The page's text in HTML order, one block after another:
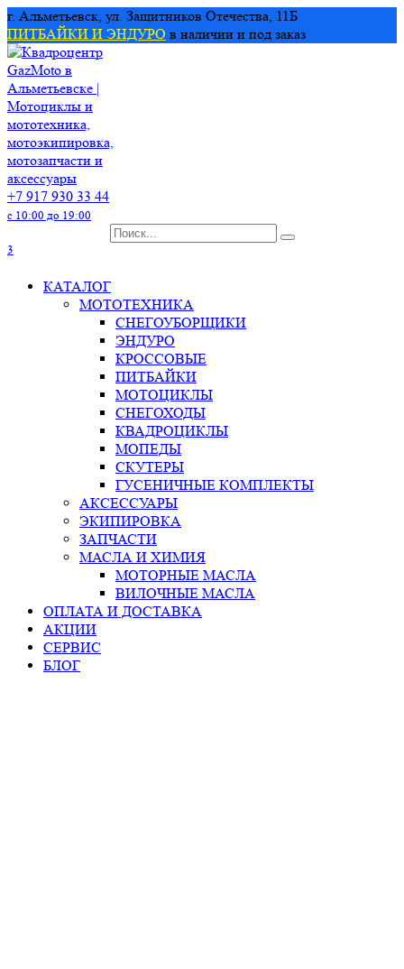
Перейти
к
содержанию
г. Альметьевск, ул. Защитников Отечества, 11Б
ПИТБАЙКИ И ЭНДУРО в наличии и под заказ
+7 917 930 33 44
с 10:00 до 19:00
Search
3
КАТАЛОГ
МОТОТЕХНИКА
СНЕГОУБОРЩИКИ
ЭНДУРО
КРОССОВЫЕ
ПИТБАЙКИ
МОТОЦИКЛЫ
СНЕГОХОДЫ
КВАДРОЦИКЛЫ
МОПЕДЫ
СКУТЕРЫ
ГУСЕНИЧНЫЕ КОМПЛЕКТЫ
АКСЕССУАРЫ
ЭКИПИРОВКА
ЗАПЧАСТИ
МАСЛА И ХИМИЯ
МОТОРНЫЕ МАСЛА
ВИЛОЧНЫЕ МАСЛА
ОПЛАТА И ДОСТАВКА
АКЦИИ
СЕРВИС
БЛОГ